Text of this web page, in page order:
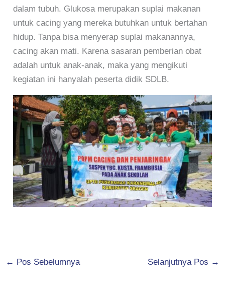
dalam tubuh. Glukosa merupakan suplai makanan
untuk cacing yang mereka butuhkan untuk bertahan
hidup. Tanpa bisa menyerap suplai makanannya,
cacing akan mati. Karena sasaran pemberian obat
adalah untuk anak-anak, maka yang mengikuti
kegiatan ini hanyalah peserta didik SDLB.
← Pos Sebelumnya Selanjutnya Pos →